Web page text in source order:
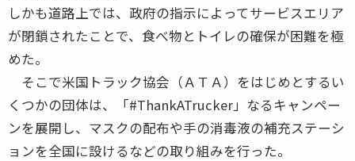
しかも道路上では、政府の指示によってサービスエリア
が閉鎖されたことで、食べ物とトイレの確保が困難を極
めた。
そこで米国トラック協会（ＡＴＡ）をはじめとするい
くつかの団体は、「#ThankATrucker」なるキャンペー
ンを展開し、マスクの配布や手の消毒液の補充ステーシ
ョンを全国に設けるなどの取り組みを行った。